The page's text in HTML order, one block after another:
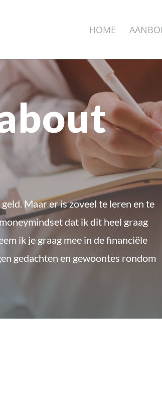
HOME
Maar er is zoveel te leren en te
dat ik dit heel graag
ik je graag mee in de financiële
gedachten en gewoontes rondom